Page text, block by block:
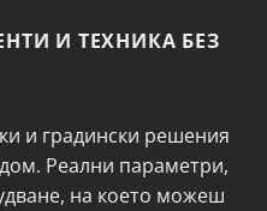
И ТЕХНИКА БЕЗ
и градински решения
Реални параметри,
на което можеш